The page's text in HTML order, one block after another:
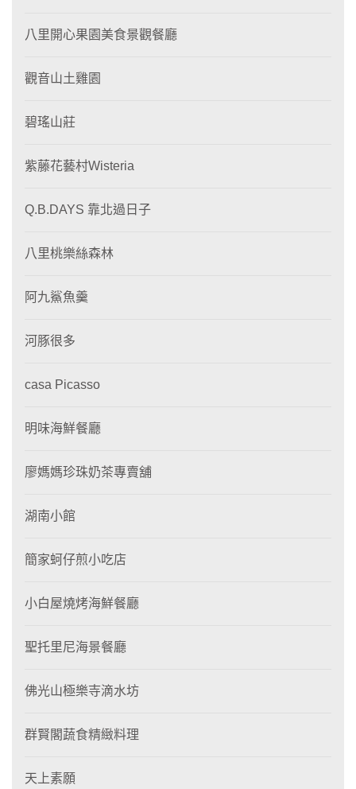
八里開心果園美食景觀餐廳
觀音山土雞園
碧瑤山莊
紫藤花藝村Wisteria
Q.B.DAYS 靠北過日子
八里桃樂絲森林
阿九鯊魚羹
河豚很多
casa Picasso
明味海鮮餐廳
廖媽媽珍珠奶茶專賣舖
湖南小館
簡家蚵仔煎小吃店
小白屋燒烤海鮮餐廳
聖托里尼海景餐廳
佛光山極樂寺滴水坊
群賢閣蔬食精緻料理
天上素願